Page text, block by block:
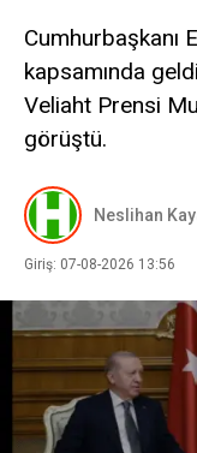
Cumhurbaşkanı
kapsamında
Veliaht Prensi
görüştü.
Neslihan
Giriş: 07-08-2026 13:56